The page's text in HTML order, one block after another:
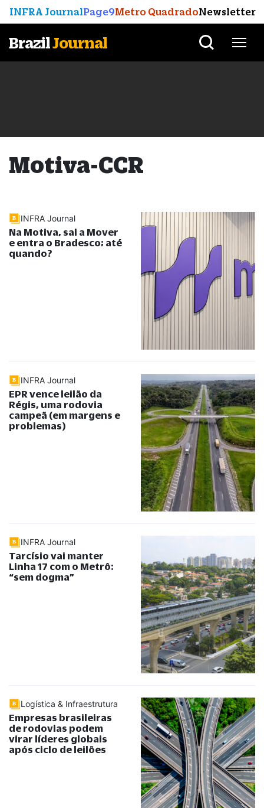
INFRA JournalPage9Metro QuadradoNewsletter
BrazilJournal
Motiva-CCR
INFRA Journal
Na Motiva, sai a Mover
e entra o Bradesco; até
quando?
INFRA Journal
EPR vence leilão da
Régis, uma rodovia
campeã (em margens e
problemas)
INFRA Journal
Tarcísio vai manter
Linha 17 com o Metrô:
“sem dogma”
Logística & Infraestrutura
Empresas brasileiras
de rodovias podem
virar líderes globais
após ciclo de leilões